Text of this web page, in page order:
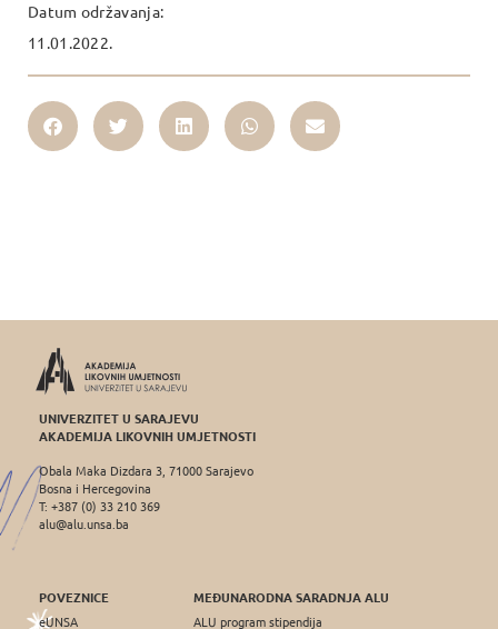
Datum održavanja:
11.01.2022.
UNIVERZITET U SARAJEVU
AKADEMIJA LIKOVNIH UMJETNOSTI
Obala Maka Dizdara 3, 71000 Sarajevo
Bosna i Hercegovina
T: +387 (0) 33 210 369
alu@alu.unsa.ba
POVEZNICE
eUNSA
MEĐUNARODNA SARADNJA ALU
ALU program stipendija